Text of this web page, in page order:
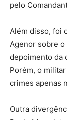
pelo
Além disso, foi
Agenor sobre o
depoimento da
Porém, o
crimes apenas
Outra